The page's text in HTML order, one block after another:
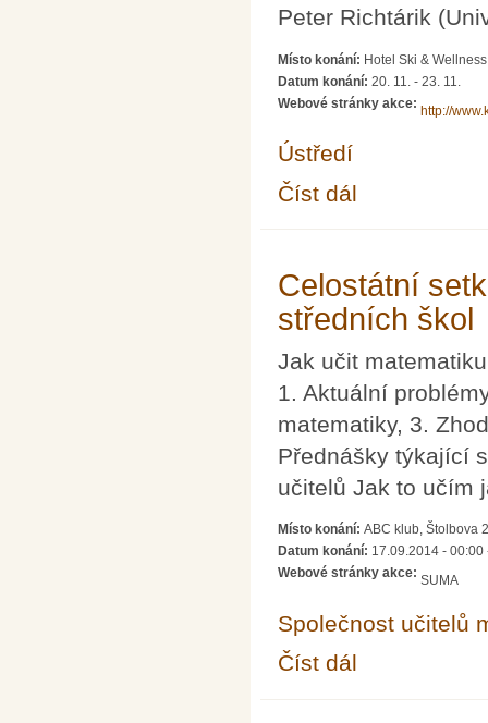
Peter Richtárik
Místo konání: Hotel Ski &
Datum konání: 20. 11. - 23. 11.
Webové stránky akce:
http://
Ústředí
Číst dál
Celostátní
středních škol
Jak učit
1. Aktuální
matematiky, 3.
Přednášky týkající
učitelů Jak to učím
Místo konání: ABC klub, Štolbova
Datum konání: 17.09.2014 - 00:00
Webové stránky akce:
SUMA
Společnost učitelů
Číst dál